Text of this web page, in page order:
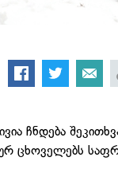
ჩნდება
ცხოველებს